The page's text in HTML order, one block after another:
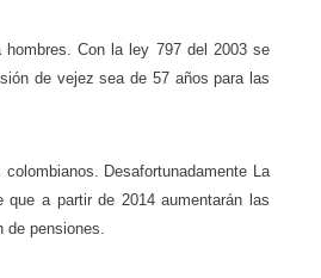
Con la ley 797 del 2003 se
de vejez sea de 57 años para las
Desafortunadamente La
que a partir de 2014 aumentarán las
de pensiones.